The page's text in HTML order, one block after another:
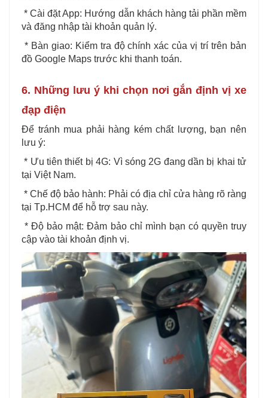
* Cài đặt App: Hướng dẫn khách hàng tải phần mềm
và đăng nhập tài khoản quản lý.
* Bàn giao: Kiểm tra độ chính xác của vị trí trên bản
đồ Google Maps trước khi thanh toán.
6. Những lưu ý khi chọn nơi gắn định vị xe
đạp điện
Để tránh mua phải hàng kém chất lượng, bạn nên
lưu ý:
* Ưu tiên thiết bị 4G: Vì sóng 2G đang dần bị khai tử
tại Việt Nam.
* Chế độ bảo hành: Phải có địa chỉ cửa hàng rõ ràng
tại Tp.HCM để hỗ trợ sau này.
* Độ bảo mật: Đảm bảo chỉ mình bạn có quyền truy
cập vào tài khoản định vị.